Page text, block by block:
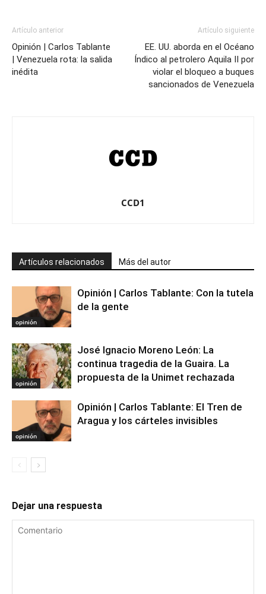
Artículo anterior
Opinión | Carlos Tablante
| Venezuela rota: la salida
inédita
Artículo siguiente
EE. UU. aborda en el Océano
Índico al petrolero Aquila II por
violar el bloqueo a buques
sancionados de Venezuela
CCD1
Artículos relacionados Más del autor
opinión
Opinión | Carlos Tablante: Con la tutela
de la gente
opinión
José Ignacio Moreno León: La
continua tragedia de la Guaira. La
propuesta de la Unimet rechazada
opinión
Opinión | Carlos Tablante: El Tren de
Aragua y los cárteles invisibles
Dejar una respuesta